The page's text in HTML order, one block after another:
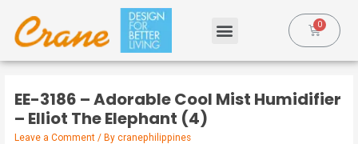
EE-3186 – Adorable Cool Mist Humidifier
– Elliot The Elephant (4)
Leave a Comment / Bycranephilippines